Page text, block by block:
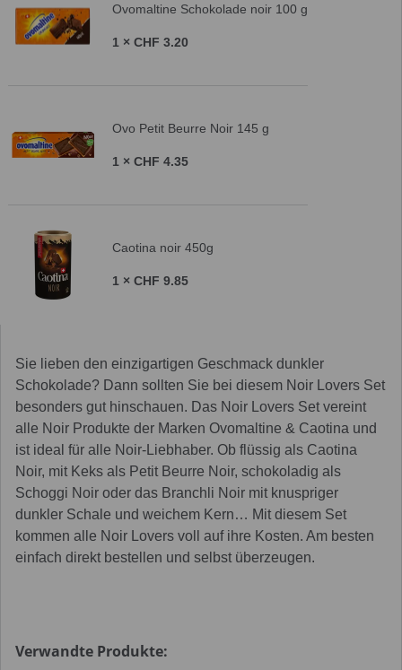
Ovomaltine Schokolade noir 100 g
1 × CHF 3.20
Ovo Petit Beurre Noir 145 g
1 × CHF 4.35
Caotina noir 450g
1 × CHF 9.85
Sie lieben den einzigartigen Geschmack dunkler
Schokolade? Dann sollten Sie bei diesem Noir Lovers Set
besonders gut hinschauen. Das Noir Lovers Set vereint
alle Noir Produkte der Marken Ovomaltine & Caotina und
ist ideal für alle Noir-Liebhaber. Ob flüssig als Caotina
Noir, mit Keks als Petit Beurre Noir, schokoladig als
Schoggi Noir oder das Branchli Noir mit knuspriger
dunkler Schale und weichem Kern… Mit diesem Set
kommen alle Noir Lovers voll auf ihre Kosten. Am besten
einfach direkt bestellen und selbst überzeugen.
Verwandte Produkte: